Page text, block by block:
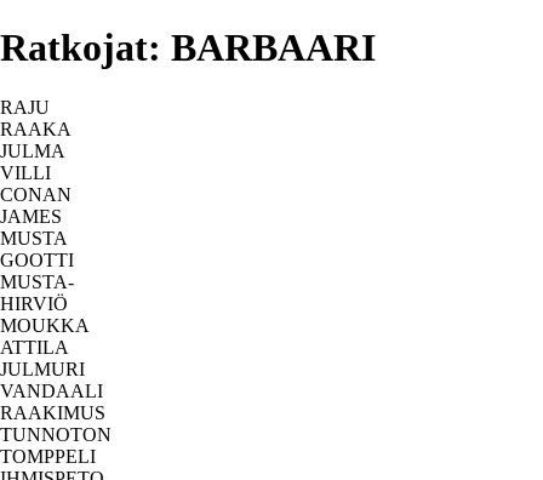
Ratkojat: BARBAARI
RAJU
RAAKA
JULMA
VILLI
CONAN
JAMES
MUSTA
GOOTTI
MUSTA-
HIRVIÖ
MOUKKA
ATTILA
JULMURI
VANDAALI
RAAKIMUS
TUNNOTON
TOMPPELI